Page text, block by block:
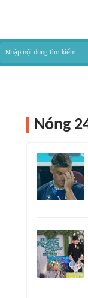
Nóng